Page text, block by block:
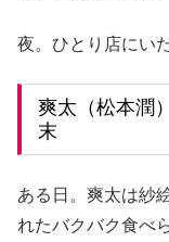
夜。ひとり店にい
爽太（松本潤
末
ある日。爽太は紗
れたバクバク食べ